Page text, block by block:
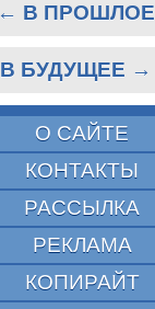
← В ПРОШЛОЕ
В БУДУЩЕЕ →
О САЙТЕ
КОНТАКТЫ
РАССЫЛКА
РЕКЛАМА
КОПИРАЙТ